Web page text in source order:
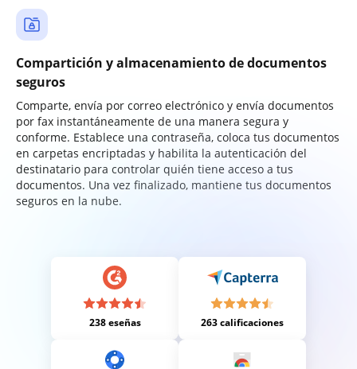
Compartición y almacenamiento de documentos
seguros
Comparte, envía por correo electrónico y envía documentos
por fax instantáneamente de una manera segura y
conforme. Establece una contraseña, coloca tus documentos
en carpetas encriptadas y habilita la autenticación del
destinatario para controlar quién tiene acceso a tus
documentos. Una vez finalizado, mantiene tus documentos
seguros en la nube.
238 eseñas 263 calificaciones